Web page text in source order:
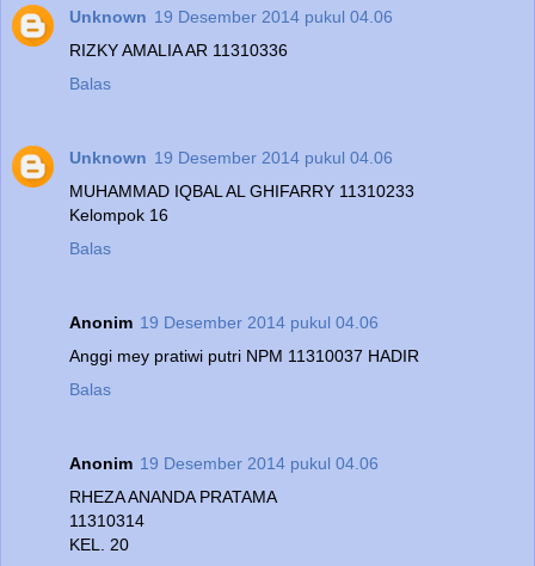
Unknown 19 Desember 2014 pukul 04.06
RIZKY AMALIA AR 11310336
Balas
Unknown 19 Desember 2014 pukul 04.06
MUHAMMAD IQBAL AL GHIFARRY 11310233
Kelompok 16
Balas
Anonim 19 Desember 2014 pukul 04.06
Anggi mey pratiwi putri NPM 11310037 HADIR
Balas
Anonim 19 Desember 2014 pukul 04.06
RHEZA ANANDA PRATAMA
11310314
KEL. 20